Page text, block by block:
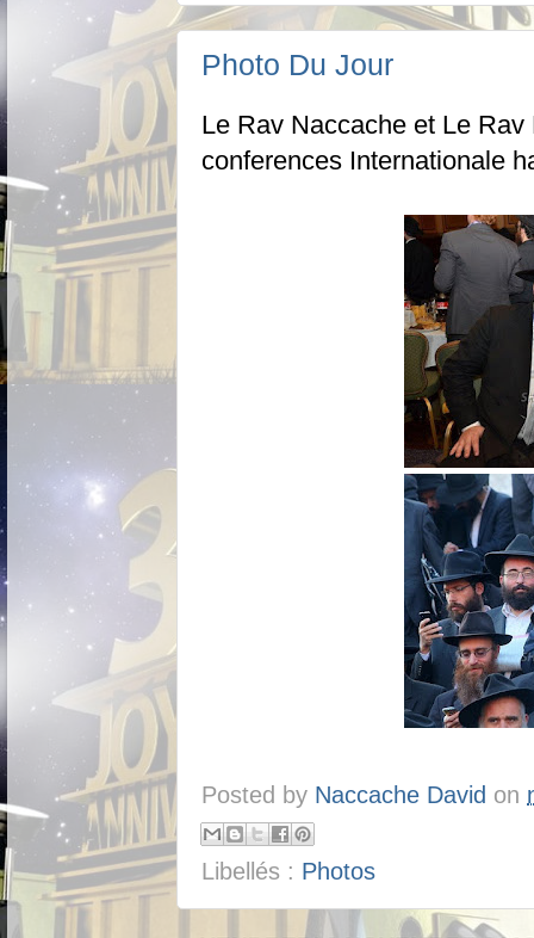
Photo Du Jour
Le Rav Naccache et Le
conferences Internationale
Posted by Naccache David on
Libellés : Photos